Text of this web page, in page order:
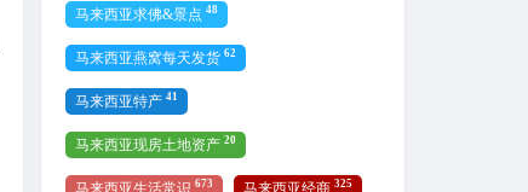
马来西亚求佛&景点 48
马来西亚燕窝每天发货 62
马来西亚特产 41
马来西亚现房土地资产 20
马来西亚生活常识 673 马来西亚经商 325